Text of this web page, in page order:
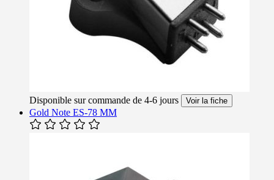
Disponible sur commande de 4-6 jours Voir la fiche
Gold Note ES-78 MM